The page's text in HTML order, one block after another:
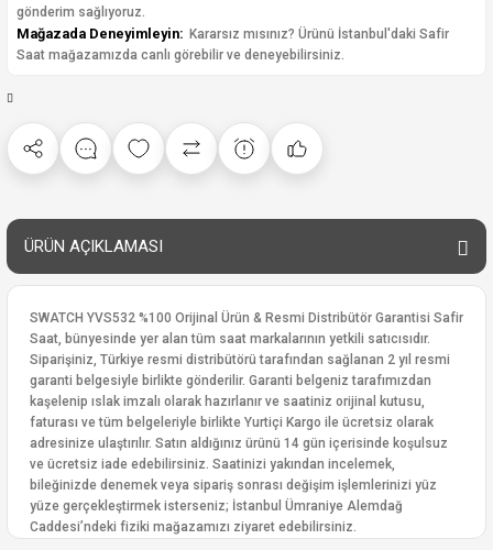
gönderim sağlıyoruz.
Mağazada Deneyimleyin: Kararsız mısınız? Ürünü İstanbul'daki Safir
Saat mağazamızda canlı görebilir ve deneyebilirsiniz.
ÜRÜN AÇIKLAMASI
SWATCH YVS532 %100 Orijinal Ürün & Resmi Distribütör Garantisi Safir
Saat, bünyesinde yer alan tüm saat markalarının yetkili satıcısıdır.
Siparişiniz, Türkiye resmi distribütörü tarafından sağlanan 2 yıl resmi
garanti belgesiyle birlikte gönderilir. Garanti belgeniz tarafımızdan
kaşelenip ıslak imzalı olarak hazırlanır ve saatiniz orijinal kutusu,
faturası ve tüm belgeleriyle birlikte Yurtiçi Kargo ile ücretsiz olarak
adresinize ulaştırılır. Satın aldığınız ürünü 14 gün içerisinde koşulsuz
ve ücretsiz iade edebilirsiniz. Saatinizi yakından incelemek,
bileğinizde denemek veya sipariş sonrası değişim işlemlerinizi yüz
yüze gerçekleştirmek isterseniz; İstanbul Ümraniye Alemdağ
Caddesi’ndeki fiziki mağazamızı ziyaret edebilirsiniz.